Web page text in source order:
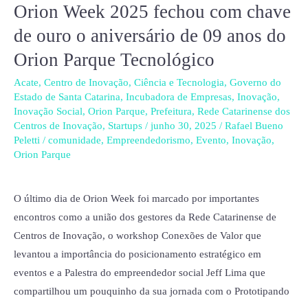
Orion Week 2025 fechou com chave
de ouro o aniversário de 09 anos do
Orion Parque Tecnológico
Acate, Centro de Inovação, Ciência e Tecnologia, Governo do
Estado de Santa Catarina, Incubadora de Empresas, Inovação,
Inovação Social, Orion Parque, Prefeitura, Rede Catarinense dos
Centros de Inovação, Startups / junho 30, 2025 / Rafael Bueno
Peletti / comunidade, Empreendedorismo, Evento, Inovação,
Orion Parque
O último dia de Orion Week foi marcado por importantes
encontros como a união dos gestores da Rede Catarinense de
Centros de Inovação, o workshop Conexões de Valor que
levantou a importância do posicionamento estratégico em
eventos e a Palestra do empreendedor social Jeff Lima que
compartilhou um pouquinho da sua jornada com o Prototipando
Orion
Week
2025
fechou
com
chave
ouro
o
de
anos
do
Orion